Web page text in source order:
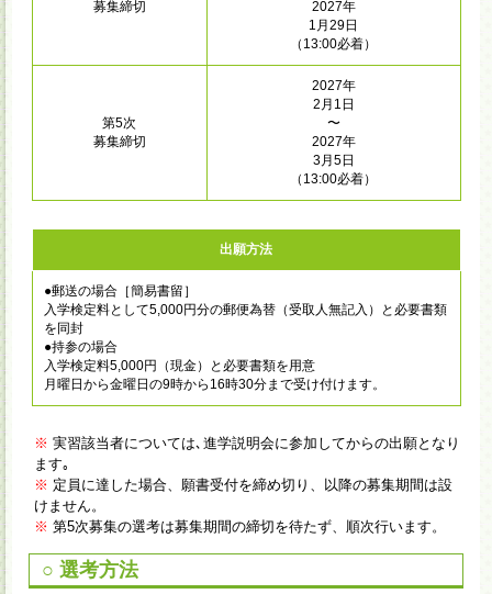
募集締切
2027年
1月29日
（13:00必着）
第5次
募集締切
2027年
2月1日
〜
2027年
3月5日
（13:00必着）
出願方法
●郵送の場合［簡易書留］
入学検定料として5,000円分の郵便為替（受取人無記入）と必要書類
を同封
●持参の場合
入学検定料5,000円（現金）と必要書類を用意
月曜日から金曜日の9時から16時30分まで受け付けます。
※実習該当者については､進学説明会に参加してからの出願となり
ます｡
※ 定員に達した場合、願書受付を締め切り、以降の募集期間は設
けません。
※第5次募集の選考は募集期間の締切を待たず、順次行います。
○ 選考方法